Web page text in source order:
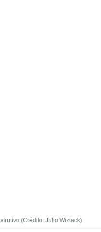
(Crédito: Julio Wiziack)